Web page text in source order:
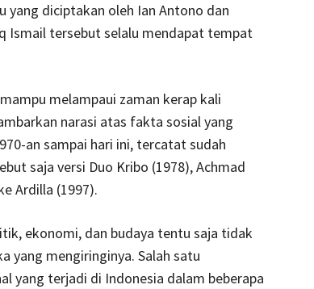
yang diciptakan oleh Ian Antono dan
Ismail tersebut selalu mendapat tempat
melampaui zaman kerap kali
narasi atas fakta sosial yang
an sampai hari ini, tercatat sudah
saja versi Duo Kribo (1978), Achmad
Ardilla (1997).
ekonomi, dan budaya tentu saja tidak
yang mengiringinya. Salah satu
yang terjadi di Indonesia dalam beberapa